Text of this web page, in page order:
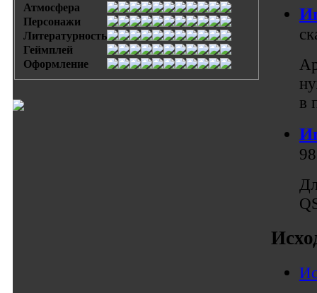
Атмосфера
Персонажи
Литературность
Геймплей
Оформление
в